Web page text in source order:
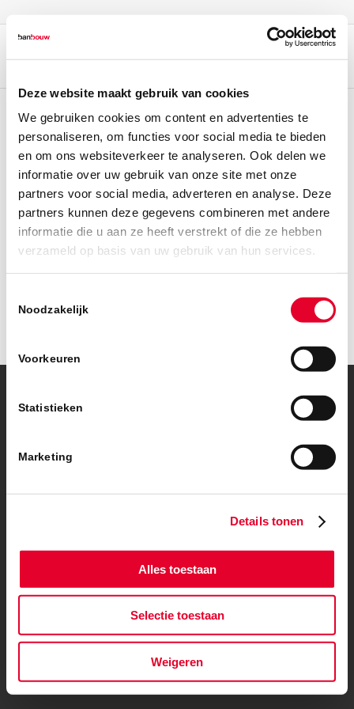
Deze website maakt gebruik van cookies
We gebruiken cookies om content en advertenties te
personaliseren, om functies voor social media te bieden
en om ons websiteverkeer te analyseren. Ook delen we
informatie over uw gebruik van onze site met onze
partners voor social media, adverteren en analyse. Deze
partners kunnen deze gegevens combineren met andere
informatie die u aan ze heeft verstrekt of die ze hebben
verzameld op basis van uw gebruik van hun services.
Noodzakelijk
Voorkeuren
Statistieken
Marketing
Details tonen
Alles toestaan
Selectie toestaan
Weigeren
© Copyright – BanBouw | Onderdeel van de
Algemene